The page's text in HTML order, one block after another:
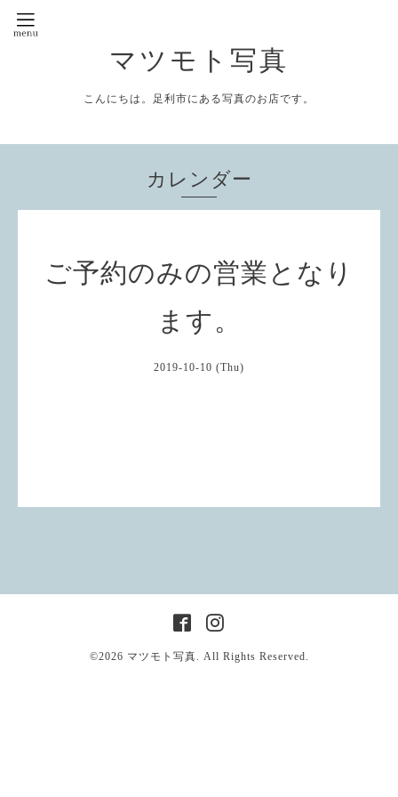
マツモト写真
こんにちは。足利市にある写真のお店です。
カレンダー
ご予約のみの営業となり
ます。
2019-10-10 (Thu)
©2026 マツモト写真. All Rights Reserved.